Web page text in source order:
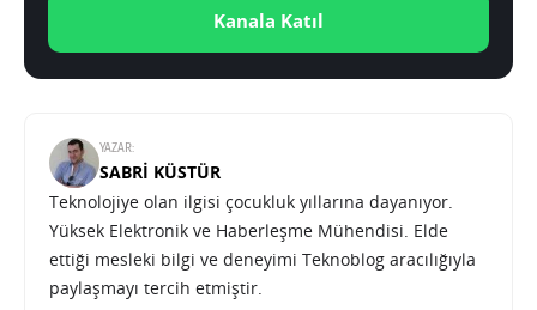
Kanala Katıl
YAZAR:
SABRI KÜSTÜR
Teknolojiye olan ilgisi çocukluk yıllarına dayanıyor.
Yüksek Elektronik ve Haberleşme Mühendisi. Elde
ettiği mesleki bilgi ve deneyimi Teknoblog aracılığıyla
paylaşmayı tercih etmiştir.